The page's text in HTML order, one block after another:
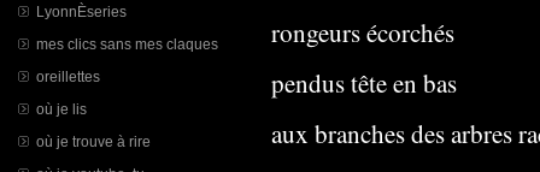
LyonnÈseries
mes clics sans mes claques
oreillettes
où je lis
où je trouve à rire
rongeurs écorchés
pendus tête en bas
aux branches des arbres